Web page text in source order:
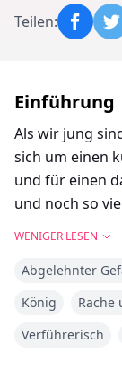
Teilen:
Einführung
Als wir jung
sich um einen
und für einen
und noch so
gelernt hatte,
meinen traf.
"Du bist nicht
WENIGER LESEN
Abgelehnter
König
Rache
Verführerisch